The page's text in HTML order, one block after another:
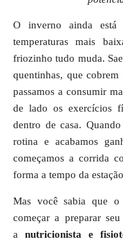
O inverno ainda
temperaturas mais
friozinho tudo muda.
quentinhas, que
passamos a consumir
de lado os exercícios
dentro de casa.
rotina e acabamos
começamos a corrida
forma a tempo da
Mas você sabia que
começar a preparar
a nutricionista e